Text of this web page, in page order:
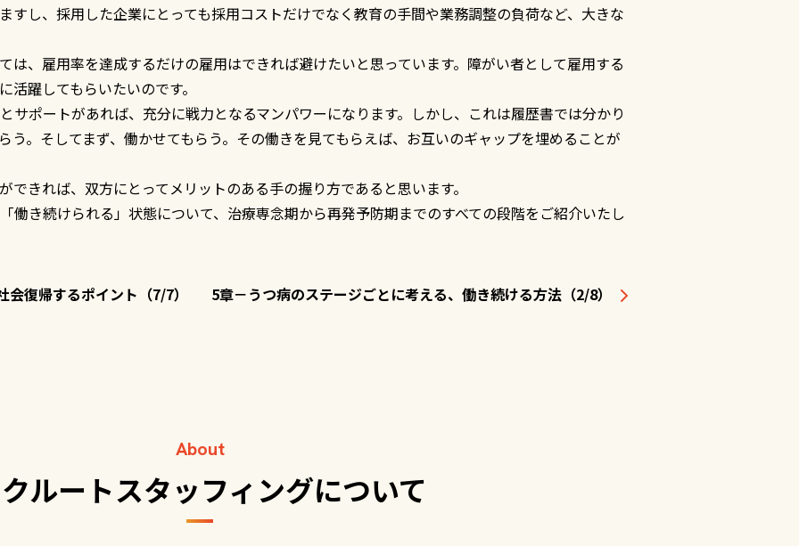
すし、採用した企業にとっても採用コストだけでなく教育の手間や業務調整の負荷など、大きな
は、雇用率を達成するだけの雇用はできれば避けたいと思っています。障がい者として雇用する
躍してもらいたいのです。
サポートがあれば、充分に戦力となるマンパワーになります。しかし、これは履歴書では分かり
う。そしてまず、働かせてもらう。その働きを見てもらえば、お互いのギャップを埋めることが
できれば、双方にとってメリットのある手の握り方であると思います。
働き続けられる」状態について、治療専念期から再発予防期までのすべての段階をご紹介いたし
復帰するポイント（7/7） 5章－うつ病のステージごとに考える、働き続ける方法（2/8）
About
ルートスタッフィングについて